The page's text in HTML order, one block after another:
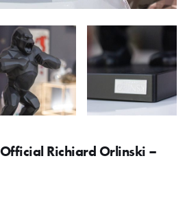
Richiard Orlinski –